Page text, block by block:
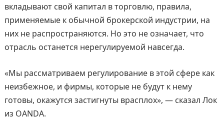
вкладывают свой капитал в торговлю, правила,
применяемые к обычной брокерской индустрии, на
них не распространяются. Но это не означает, что
отрасль останется нерегулируемой навсегда.
«Мы рассматриваем регулирование в этой сфере как
неизбежное, и фирмы, которые не будут к нему
готовы, окажутся застигнуты врасплох», — сказал Лок
из OANDA.